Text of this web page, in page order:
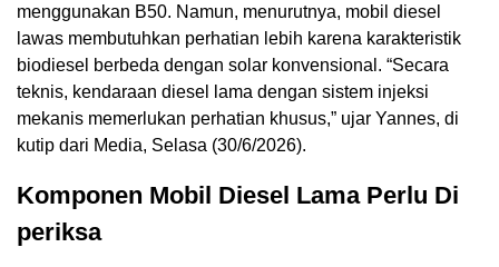
menggunakan B50. Namun, menurutnya, mobil diesel
lawas membutuhkan perhatian lebih karena karakteristik
biodiesel berbeda dengan solar konvensional. “Secara
teknis, kendaraan diesel lama dengan sistem injeksi
mekanis memerlukan perhatian khusus,” ujar Yannes, di
kutip dari Media, Selasa (30/6/2026).
Komponen Mobil Diesel Lama Perlu Di
periksa